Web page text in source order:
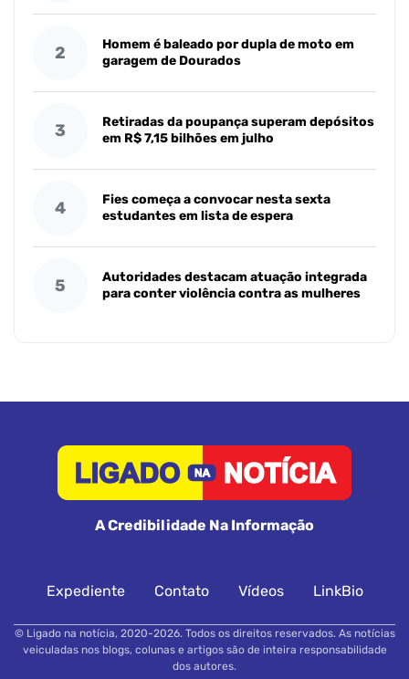
2
Homem é baleado por dupla de moto em
garagem de Dourados
3
Retiradas da poupança superam depósitos
em R$ 7,15 bilhões em julho
4
Fies começa a convocar nesta sexta
estudantes em lista de espera
5
Autoridades destacam atuação integrada
para conter violência contra as mulheres
A Credibilidade Na Informação
Expediente Contato Vídeos LinkBio
© Ligado na notícia, 2020-2026. Todos os direitos reservados. As notícias
veiculadas nos blogs, colunas e artigos são de inteira responsabilidade
dos autores.